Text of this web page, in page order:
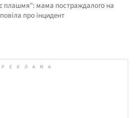
плашмя": мама постраждалого на
про інцидент